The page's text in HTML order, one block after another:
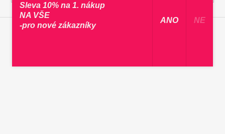
Sleva 10% na 1. nákup
NA VŠE
-pro nové zákazníky
​ ANO ​ NE